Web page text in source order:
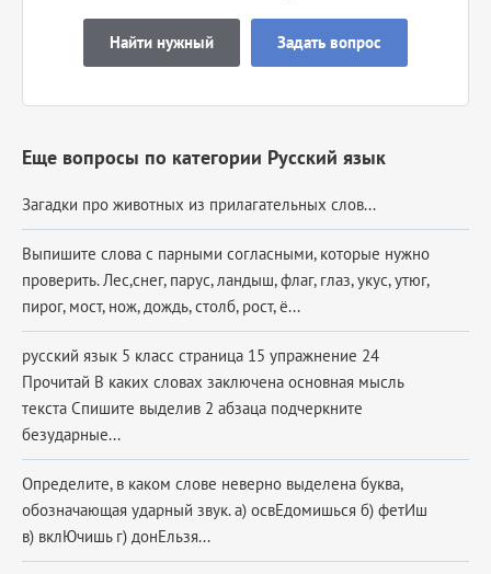
Найти нужный Задать вопрос
Еще вопросы по категории Русский язык
Загадки про животных из прилагательных слов...
Выпишите слова с парными согласными, которые нужно
проверить. Лес,снег, парус, ландыш, флаг, глаз, укус, утюг,
пирог, мост, нож, дождь, столб, рост, ё...
русский язык 5 класс страница 15 упражнение 24
Прочитай В каких словах заключена основная мысль
текста Спишите выделив 2 абзаца подчеркните
безударные...
Определите, в каком слове неверно выделена буква,
обозначающая ударный звук. а) освЕдомишься б) фетИш
в) вклЮчишь г) донЕльзя...